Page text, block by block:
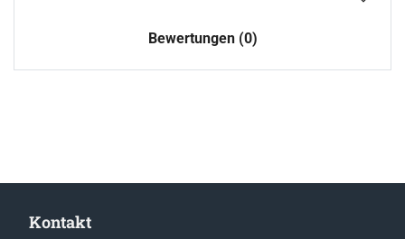
Bewertungen (0)
Kontakt